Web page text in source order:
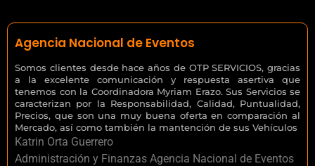
Agencia Nacional de Eventos
Somos clientes desde hace años de OTP SERVICIOS, gracias
a la excelente comunicación y respuesta asertiva que
tenemos con la Coordinadora Myriam Erazo. Sus Servicios se
caracterizan por la Responsabilidad, Calidad, Puntualidad,
Precios, que son una muy buena oferta en comparación al
Mercado, así como también la mantención de sus Vehículos
Katrin Orta Guerrero
Administración y Finanzas Agencia Nacional de Eventos